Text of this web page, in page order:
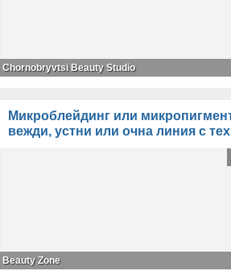
Chornobryvtsi Beauty Studio
Микроблейдинг или
вежди, устни или очна линия с
Beauty Zone